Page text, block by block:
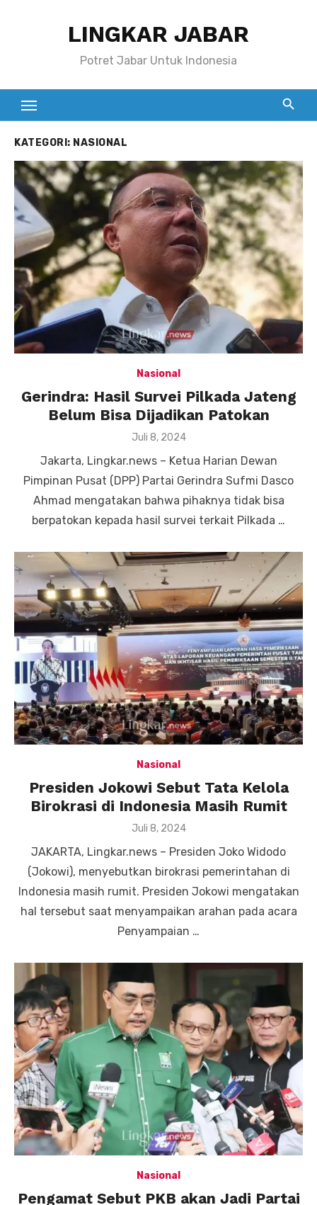
LINGKAR JABAR
Potret Jabar Untuk Indonesia
KATEGORI: NASIONAL
Nasional
Gerindra: Hasil Survei Pilkada Jateng
Belum Bisa Dijadikan Patokan
Posted
Juli 8, 2024
Jakarta, Lingkar.news – Ketua Harian Dewan
Pimpinan Pusat (DPP) Partai Gerindra Sufmi Dasco
Ahmad mengatakan bahwa pihaknya tidak bisa
berpatokan kepada hasil survei terkait Pilkada …
Nasional
Presiden Jokowi Sebut Tata Kelola
Birokrasi di Indonesia Masih Rumit
Posted
Juli 8, 2024
JAKARTA, Lingkar.news – Presiden Joko Widodo
(Jokowi), menyebutkan birokrasi pemerintahan di
Indonesia masih rumit. Presiden Jokowi mengatakan
hal tersebut saat menyampaikan arahan pada acara
Penyampaian …
Nasional
Pengamat Sebut PKB akan Jadi Partai